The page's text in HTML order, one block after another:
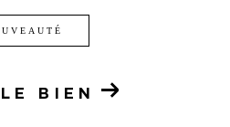
BIEN